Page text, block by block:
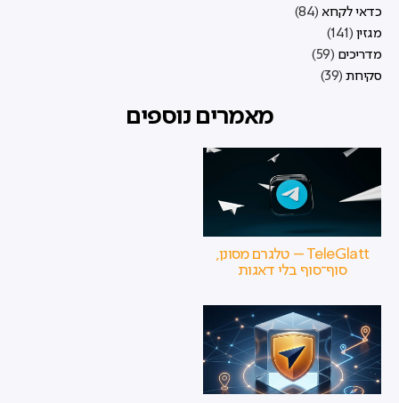
כדאי לקרוא (84)
מגזין (141)
מדריכים (59)
סקירות (39)
מאמרים נוספים
TeleGlatt – טלגרם מסונן,
סוף־סוף בלי דאגות